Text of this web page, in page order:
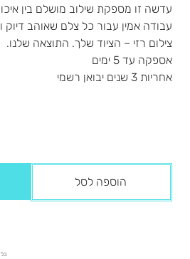
עדשה זו מספקת שילוב מושלם בין
עבודה אמין עבור כל צלם שאוהב דיוק
צילום רזי – הציוד שלך. התוצאה שלנו.
אספקה עד 5 ימים
אחריות 3 שנים יבואן רשמי
הוספה לסל